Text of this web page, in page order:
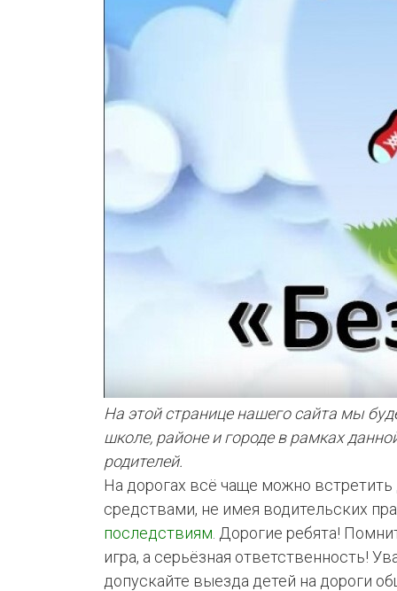
На этой странице нашего сайта мы
школе, районе и городе в рамках
родителей.
На дорогах всё чаще можно
средствами, не имея водительских
последствиям . Дорогие ребята!
игра, а серьёзная ответственность!
допускайте выезда детей на дороги